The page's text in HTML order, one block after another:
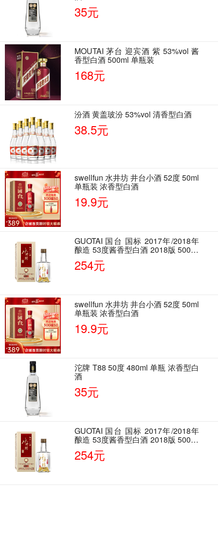
35元
MOUTAI 茅台 迎宾酒 紫 53%vol 酱
香型白酒 500ml 单瓶装
168元
汾酒 黄盖玻汾 53%vol 清香型白酒
38.5元
swellfun 水井坊 井台小酒 52度 50ml
单瓶装 浓香型白酒
19.9元
GUOTAI 国台 国标 2017年/2018年
酿造 53度酱香型白酒 2018版 500ml
单瓶装
254元
swellfun 水井坊 井台小酒 52度 50ml
单瓶装 浓香型白酒
19.9元
沱牌 T88 50度 480ml 单瓶 浓香型白
酒
35元
GUOTAI 国台 国标 2017年/2018年
酿造 53度酱香型白酒 2018版 500ml
单瓶装
254元